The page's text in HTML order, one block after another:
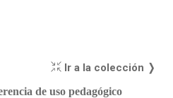
Ir a la colección ❭
de uso pedagógico